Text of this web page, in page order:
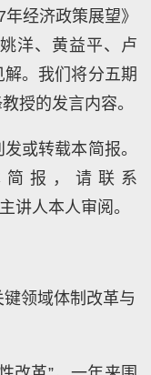
经济政策展望》
洋、黄益平、卢
。我们将分五期
授的发言内容。
或转载本简报。
报，请联系
讲人本人审阅。
领域体制改革与